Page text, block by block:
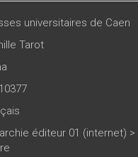
universitaires de Caen
Tarot
éditeur 01 (internet) >